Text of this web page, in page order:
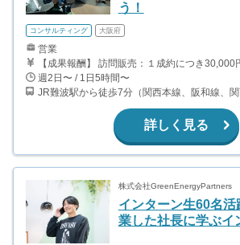
う！
コンサルティング 大阪府
営業
週2日〜 / 1日5時間〜
詳しく見る
株式会社GreenEnergyPartners
インターン生60名
業した社長に学ぶイ